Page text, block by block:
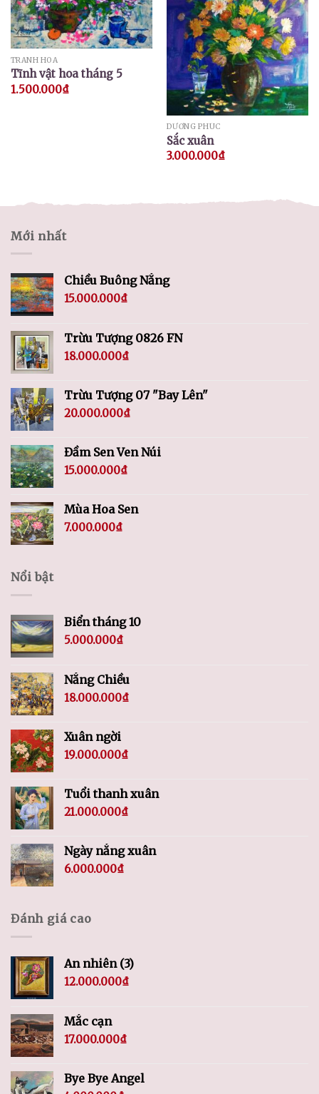
TRANH HOA
Tĩnh vật hoa tháng 5
1.500.000₫
DƯƠNG PHÚC
Sắc xuân
3.000.000₫
Mới nhất
Chiều Buông Nắng
15.000.000₫
Trừu Tượng 0826 FN
18.000.000₫
Trừu Tượng 07 "Bay Lên"
20.000.000₫
Đầm Sen Ven Núi
15.000.000₫
Mùa Hoa Sen
7.000.000₫
Nổi bật
Biển tháng 10
5.000.000₫
Nắng Chiều
18.000.000₫
Xuân ngời
19.000.000₫
Tuổi thanh xuân
21.000.000₫
Ngày nắng xuân
6.000.000₫
Đánh giá cao
An nhiên (3)
12.000.000₫
Mắc cạn
17.000.000₫
Bye Bye Angel